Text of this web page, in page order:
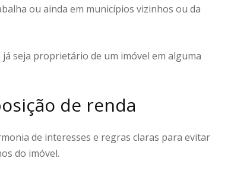
ou ainda em municípios vizinhos ou da
seja proprietário de um imóvel em alguma
de renda
de interesses e regras claras para evitar
do imóvel.